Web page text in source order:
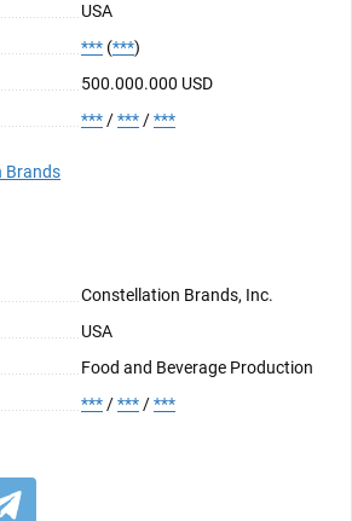
USA
*** (***)
500.000.000 USD
*** /*** /***
Brands
Constellation Brands, Inc.
USA
Food and Beverage Production
*** /*** /***